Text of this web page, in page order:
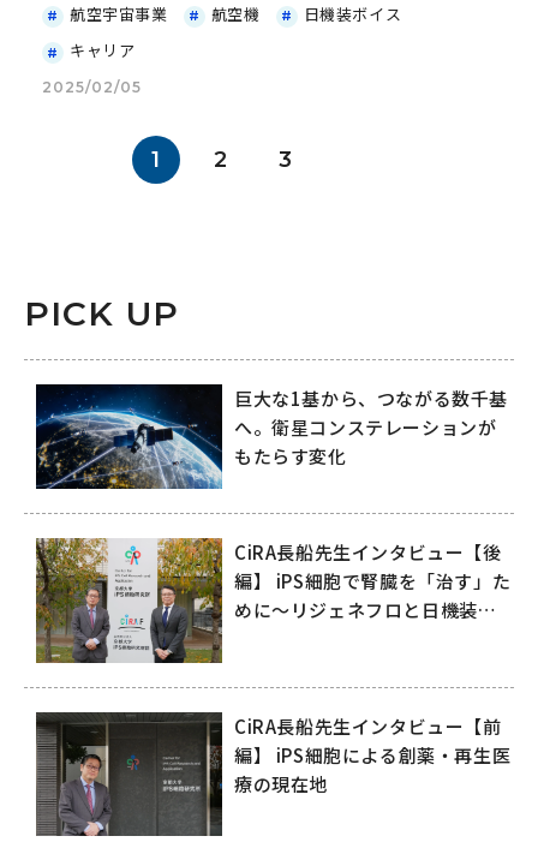
航空宇宙事業 航空機
日機装ボイス
キャリア
2025/02/05
1 2 3
PICK UP
巨大な1基から、つながる数千基
へ。衛星コンステレーションが
もたらす変化
CiRA長船先生インタビュー【後
編】 iPS細胞で腎臓を「治す」た
めに～リジェネフロと日機装が
CiRA長船先生インタビュー【前
編】 iPS細胞による創薬・再生医
療の現在地